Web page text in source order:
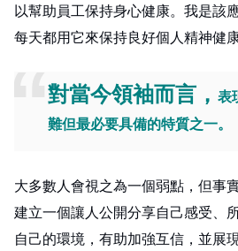
以幫助員工保持身心健康。 我是該
每天都用它來保持良好個人精神健康
對當今領袖而言，表
難但最必要具備的特質之一。
大多數人會視之為一個弱點，但事
建立一個讓人公開分享自己感受、
自己的環境，​​ 有助加強互信，並展